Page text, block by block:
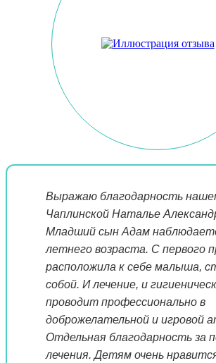
Выражаю благодарность
Чаплинской Наталье
Младший сын Адам
летнего возраста. С первого
расположила к себе малыша,
собой. И лечение, и
проводит профессионально в
доброжелательной и игровой
Отдельная благодарность за
лечения. Детям очень